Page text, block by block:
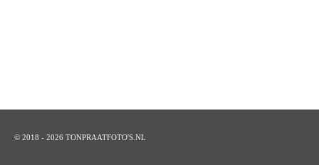
© 2018 - 2026 TONPRAATFOTO'S.NL